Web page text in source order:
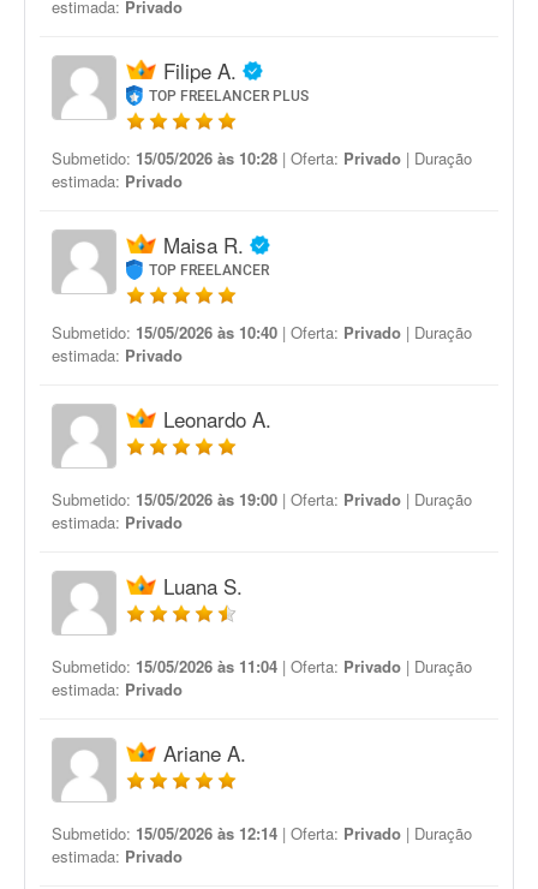
estimada: Privado
Filipe A.
TOP FREELANCER PLUS
Submetido: 15/05/2026 às 10:28 | Oferta: Privado | Duração
estimada: Privado
Maisa R.
TOP FREELANCER
Submetido: 15/05/2026 às 10:40 | Oferta: Privado | Duração
estimada: Privado
Leonardo A.
Submetido: 15/05/2026 às 19:00 | Oferta: Privado | Duração
estimada: Privado
Luana S.
Submetido: 15/05/2026 às 11:04 | Oferta: Privado | Duração
estimada: Privado
Ariane A.
Submetido: 15/05/2026 às 12:14 | Oferta: Privado | Duração
estimada: Privado